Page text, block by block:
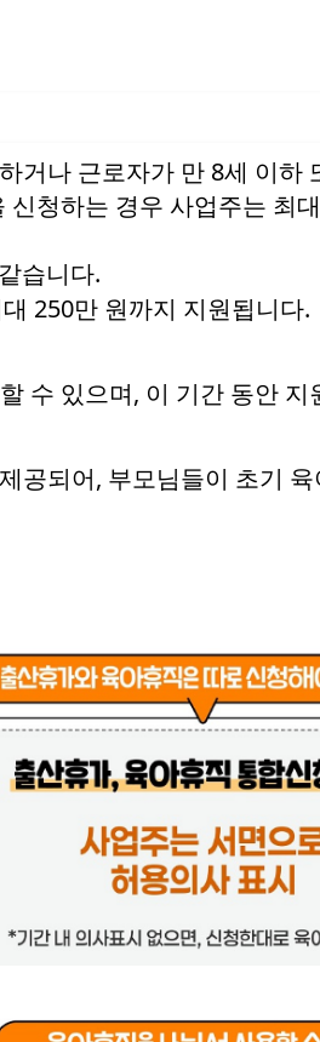
거나 근로자가 만 8세 이하
청하는 경우 사업주는 최
습니다.
250만 원까지 지원됩니다
수 있으며, 이 기간 동안 지
공되어, 부모님들이 초기